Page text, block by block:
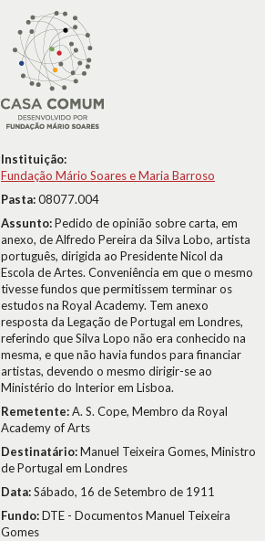
Instituição:
Fundação Mário Soares e Maria Barroso
Pasta:08077.004
Assunto:Pedido de opinião sobre carta, em
anexo, de Alfredo Pereira da Silva Lobo, artista
português, dirigida ao Presidente Nicol da
Escola de Artes. Conveniência em que o mesmo
tivesse fundos que permitissem terminar os
estudos na Royal Academy. Tem anexo
resposta da Legação de Portugal em Londres,
referindo que Silva Lopo não era conhecido na
mesma, e que não havia fundos para financiar
artistas, devendo o mesmo dirigir-se ao
Ministério do Interior em Lisboa.
Remetente:A. S. Cope, Membro da Royal
Academy of Arts
Destinatário:Manuel Teixeira Gomes, Ministro
de Portugal em Londres
Data:Sábado, 16 de Setembro de 1911
Fundo:DTE - Documentos Manuel Teixeira
Gomes